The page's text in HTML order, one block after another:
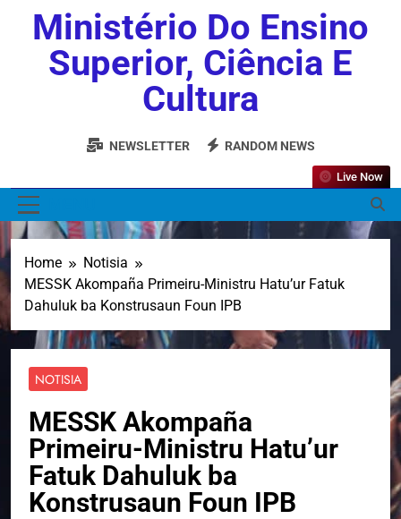
Ministério Do Ensino
Superior, Ciência E
Cultura
NEWSLETTER RANDOM NEWS
Live Now
Home
Notisia
MESSK Akompaña Primeiru-Ministru Hatu’ur Fatuk
Dahuluk ba Konstrusaun Foun IPB
NOTISIA
MESSK Akompaña
Primeiru-Ministru Hatu’ur
Fatuk Dahuluk ba
Konstrusaun Foun IPB